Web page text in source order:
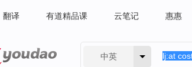
翻译 有道精品课 云笔记 惠惠
中英